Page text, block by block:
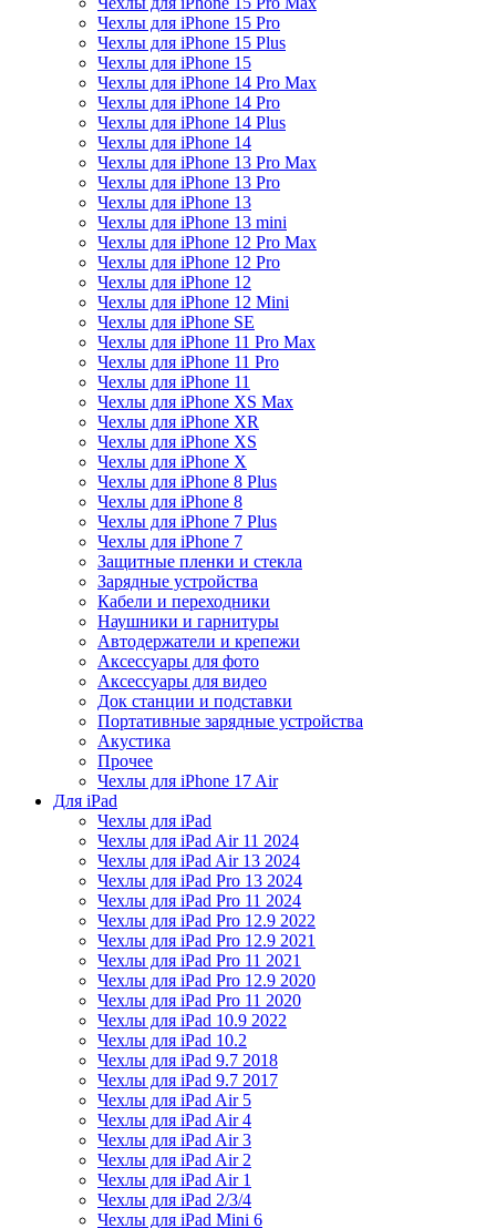
Чехлы для iPhone 15 Pro
Чехлы для iPhone 15 Plus
Чехлы для iPhone 15
Чехлы для iPhone 14 Pro Max
Чехлы для iPhone 14 Pro
Чехлы для iPhone 14 Plus
Чехлы для iPhone 14
Чехлы для iPhone 13 Pro Max
Чехлы для iPhone 13 Pro
Чехлы для iPhone 13
Чехлы для iPhone 13 mini
Чехлы для iPhone 12 Pro Max
Чехлы для iPhone 12 Pro
Чехлы для iPhone 12
Чехлы для iPhone 12 Mini
Чехлы для iPhone SE
Чехлы для iPhone 11 Pro Max
Чехлы для iPhone 11 Pro
Чехлы для iPhone 11
Чехлы для iPhone XS Max
Чехлы для iPhone XR
Чехлы для iPhone XS
Чехлы для iPhone X
Чехлы для iPhone 8 Plus
Чехлы для iPhone 8
Чехлы для iPhone 7 Plus
Чехлы для iPhone 7
Защитные пленки и стекла
Зарядные устройства
Кабели и переходники
Наушники и гарнитуры
Автодержатели и крепежи
Аксессуары для фото
Аксессуары для видео
Док станции и подставки
Портативные зарядные устройства
Акустика
Прочее
Чехлы для iPhone 17 Air
Для iPad
Чехлы для iPad
Чехлы для iPad Air 11 2024
Чехлы для iPad Air 13 2024
Чехлы для iPad Pro 13 2024
Чехлы для iPad Pro 11 2024
Чехлы для iPad Pro 12.9 2022
Чехлы для iPad Pro 12.9 2021
Чехлы для iPad Pro 11 2021
Чехлы для iPad Pro 12.9 2020
Чехлы для iPad Pro 11 2020
Чехлы для iPad 10.9 2022
Чехлы для iPad 10.2
Чехлы для iPad 9.7 2018
Чехлы для iPad 9.7 2017
Чехлы для iPad Air 5
Чехлы для iPad Air 4
Чехлы для iPad Air 3
Чехлы для iPad Air 2
Чехлы для iPad Air 1
Чехлы для iPad 2/3/4
Чехлы для iPad Mini 6